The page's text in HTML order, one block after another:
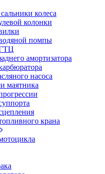
колеса
колонки
помпы
амортизатора
насоса
маятника
крана